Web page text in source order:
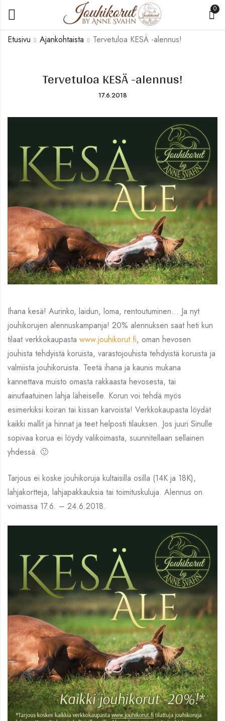
0
Etusivu Ajankohtaista Tervetuloa KESÄ -alennus!
Tervetuloa KESÄ -alennus!
17.6.2018
Ihana kesä! Aurinko, laidun, loma, rentoutuminen… Ja nyt
jouhikorujen alennuskampanja! 20% alennuksen saat heti kun
tilaat verkkokaupasta www.jouhikorut.fi, oman hevosen
jouhista tehdyistä koruista, varastojouhista tehdyistä koruista ja
valmiista jouhikoruista. Teetä ihana ja kaunis mukana
kannettava muisto omasta rakkaasta hevosesta, tai
ainutlaatuinen lahja läheiselle. Korun voi tehdä myös
esimerkiksi koiran tai kissan karvoista! Verkkokaupasta löydät
kaikki mallit ja hinnat ja teet helposti tilauksen. Jos juuri Sinulle
sopivaa korua ei löydy valikoimasta, suunnitellaan sellainen
yhdessä. 🙂
Tarjous ei koske jouhikoruja kultaisilla osilla (14K ja 18K),
lahjakortteja, lahjapakkauksia tai toimituskuluja. Alennus on
voimassa 17.6. – 24.6.2018.